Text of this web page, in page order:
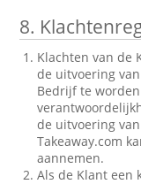
8.
Klachten van de
de uitvoering
Bedrijf te
de uitvoering
Takeaway.com
aannemen.
Als de Klant een